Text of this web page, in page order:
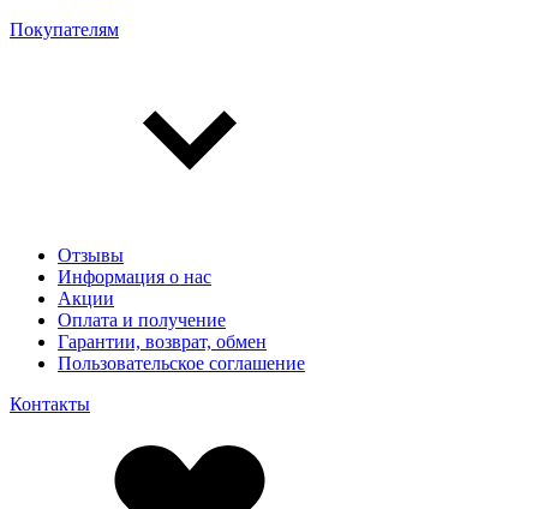
Покупателям
Отзывы
Информация о нас
Акции
Оплата и получение
Гарантии, возврат, обмен
Пользовательское соглашение
Контакты